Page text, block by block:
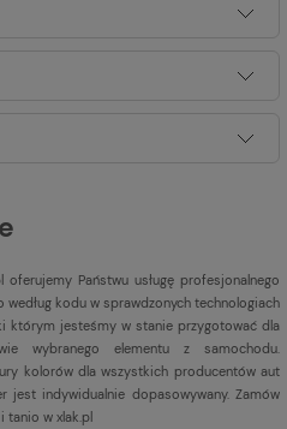
oferujemy Państwu usługę profesjonalnego
według kodu w sprawdzonych technologiach
którym jesteśmy w stanie przygotować dla
wybranego elementu z samochodu.
kolorów dla wszystkich producentów aut
jest indywidualnie dopasowywany. Zamów
tanio w xlak.pl